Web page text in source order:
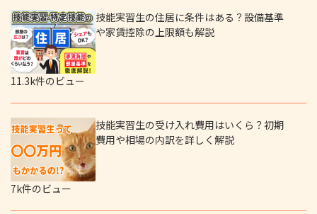
技能実習生の住居に条件はある？設備基準
や家賃控除の上限額も解説
11.3k件のビュー
技能実習生の受け入れ費用はいくら？初期
費用や相場の内訳を詳しく解説
7k件のビュー